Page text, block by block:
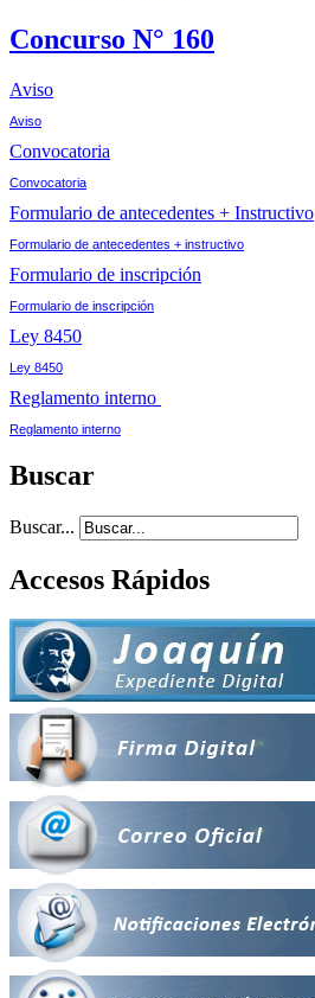
Concurso N° 160
Aviso
Aviso
Convocatoria
Convocatoria
Formulario de antecedentes + Instructivo
Formulario de antecedentes + instructivo
Formulario de inscripción
Formulario de inscripción
Ley 8450
Ley 8450
Reglamento interno
Reglamento interno
Buscar
Buscar...
Accesos Rápidos